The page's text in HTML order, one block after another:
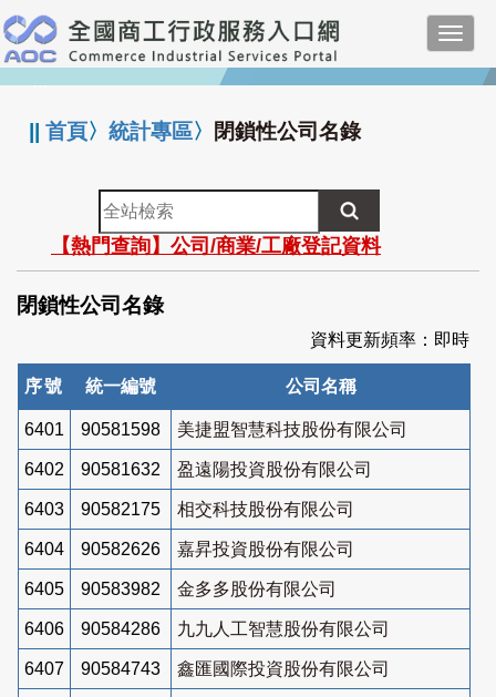
跳
到
主
要
:::
||首頁〉統計專區〉 閉鎖性公司名錄
全
站
檢
索
【熱門查詢】公司/商業/工廠登記資料
閉鎖性公司名錄
資料更新頻率：即時
序號 統一編號 公司名稱
6401 90581598 美捷盟智慧科技股份有限公司
6402 90581632 盈遠陽投資股份有限公司
6403 90582175 相交科技股份有限公司
6404 90582626 嘉昇投資股份有限公司
6405 90583982 金多多股份有限公司
6406 90584286 九九人工智慧股份有限公司
6407 90584743 鑫匯國際投資股份有限公司